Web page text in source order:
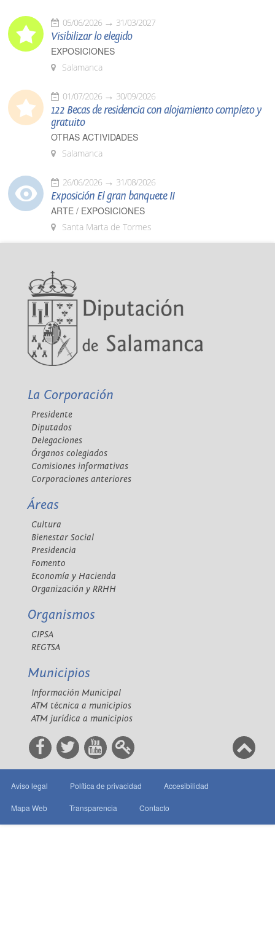
05/06/2026 31/03/2027
Visibilizar lo elegido
EXPOSICIONES
Salamanca
01/07/2026 30/09/2026
122 Becas de residencia con alojamiento completo y
gratuito
OTRAS ACTIVIDADES
Salamanca
26/06/2026 31/08/2026
Exposición El gran banquete II
ARTE / EXPOSICIONES
Santa Marta de Tormes
La Corporación
Presidente
Diputados
Delegaciones
Órganos colegiados
Comisiones informativas
Corporaciones anteriores
Áreas
Cultura
Bienestar Social
Presidencia
Fomento
Economía y Hacienda
Organización y RRHH
Organismos
CIPSA
REGTSA
Municipios
Información Municipal
ATM técnica a municipios
ATM jurídica a municipios
Aviso legal Política de privacidad Accesibilidad
Mapa Web Transparencia Contacto